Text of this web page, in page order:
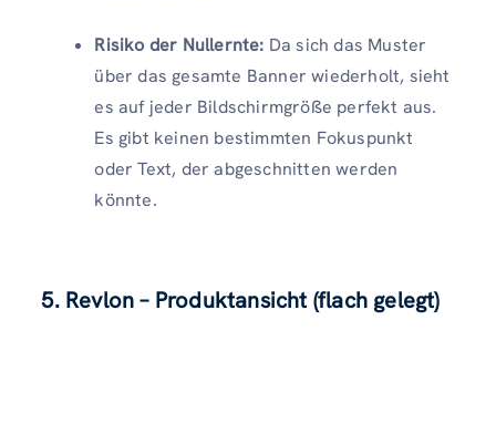
Risiko der Nullernte: Da sich das Muster
über das gesamte Banner wiederholt, sieht
es auf jeder Bildschirmgröße perfekt aus.
Es gibt keinen bestimmten Fokuspunkt
oder Text, der abgeschnitten werden
könnte.
5. Revlon – Produktansicht (flach gelegt)